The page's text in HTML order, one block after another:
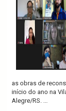
as obras de
início do ano na
Alegre/RS. ...